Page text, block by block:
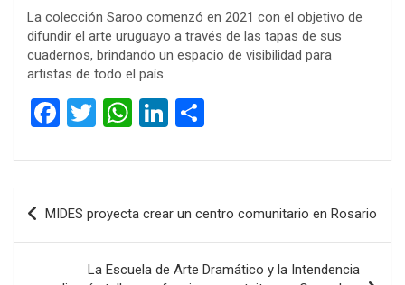
La colección Saroo comenzó en 2021 con el objetivo de
difundir el arte uruguayo a través de las tapas de sus
cuadernos, brindando un espacio de visibilidad para
artistas de todo el país.
F
ce
b
o
T
tt
W
at
A
p
Li
ke
n
m
ar
tir
Navegación
de
entradas
MIDES proyecta crear un centro comunitario en Rosario
La Escuela de Arte Dramático y la Intendencia